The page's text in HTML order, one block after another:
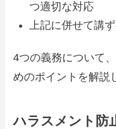
つ適切な対応
上記に併せて講
4つの義務について
めのポイントを解説
ハラスメント防